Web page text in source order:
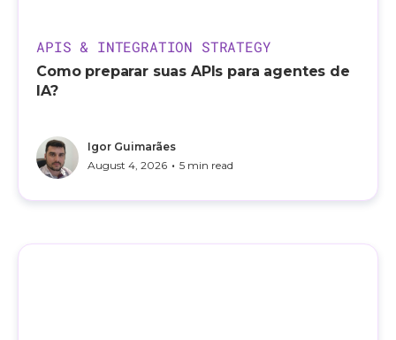
APIS & INTEGRATION STRATEGY
Como preparar suas APIs para agentes de
IA?
Igor Guimarães
August 4, 2026 • 5 min read